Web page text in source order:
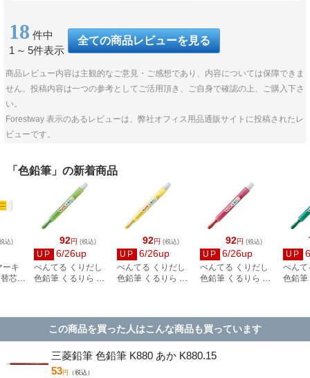
18 件中
1 ～ 5件表示
全ての商品レビューを見る
商品レビュー内容は主観的なご意見・ご感想であり、内容については保障できま
せん。投稿内容は一つの参考としてご活用頂き、ご自身で確認の上、ご購入下さ
い。
Forestway 表示のあるレビューは、弊社オフィス用品通販サイトに投稿されたレ
ビューです。
「色鉛筆」の新着商品
92円 (税込)
UP 6/26up
ぺんてる くりだし
色鉛筆 くるりら 単
92円 (税込)
UP 6/26up
ぺんてる くりだし
色鉛筆 くるりら 単
92円 (税込)
UP 6/26up
ぺんてる くりだし
色鉛筆 くるりら 単
UP
ぺんて
色鉛筆
込)
ーキ
芯
この商品を買った人はこんな商品も買っています
三菱鉛筆 色鉛筆 K880 あか K880.15
53円 （税込）